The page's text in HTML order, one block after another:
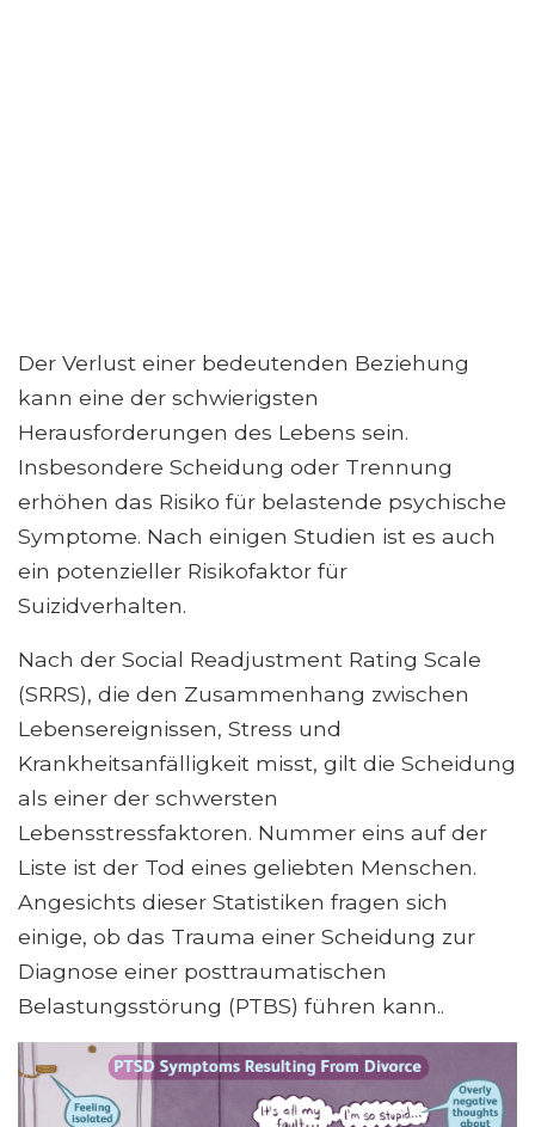
Der Verlust einer bedeutenden Beziehung
kann eine der schwierigsten
Herausforderungen des Lebens sein.
Insbesondere Scheidung oder Trennung
erhöhen das Risiko für belastende psychische
Symptome. Nach einigen Studien ist es auch
ein potenzieller Risikofaktor für
Suizidverhalten.
Nach der Social Readjustment Rating Scale
(SRRS), die den Zusammenhang zwischen
Lebensereignissen, Stress und
Krankheitsanfälligkeit misst, gilt die Scheidung
als einer der schwersten
Lebensstressfaktoren. Nummer eins auf der
Liste ist der Tod eines geliebten Menschen.
Angesichts dieser Statistiken fragen sich
einige, ob das Trauma einer Scheidung zur
Diagnose einer posttraumatischen
Belastungsstörung (PTBS) führen kann..